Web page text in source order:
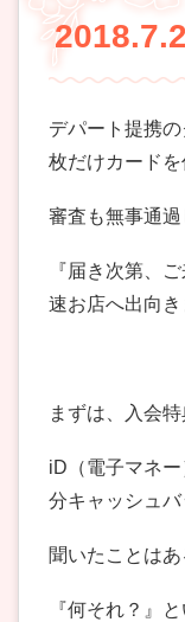
デパート提携
枚だけカードを
審査も無事通過
『届き次第、
速お店へ出向き
まずは、入会特
iD（電子マネ
分キャッシュバ
聞いたことは
『何それ？』